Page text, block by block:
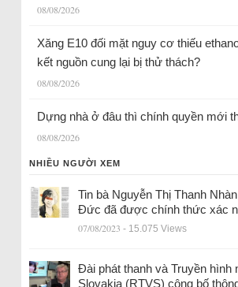
08/08/2026
Xăng E10 đối mặt nguy cơ thiếu
kết nguồn cung lại bị thử thách?
08/08/2026
Dựng nhà ở đâu thì chính quyền mới
08/08/2026
NHIỀU NGƯỜI XEM
Tin bà Nguyễn Thị Thanh
Đức đã được chính thức xác
07/08/2023 - 15.075 Views
Đài phát thanh và Truyền hình
Slovakia (RTVS) công bố